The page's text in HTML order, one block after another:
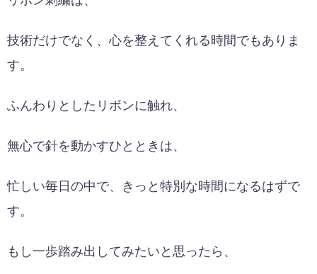
技術だけでなく、心を整えてくれる時間でもありま
す。
ふんわりとしたリボンに触れ、
無心で針を動かすひとときは、
忙しい毎日の中で、きっと特別な時間になるはずで
す。
もし一歩踏み出してみたいと思ったら、